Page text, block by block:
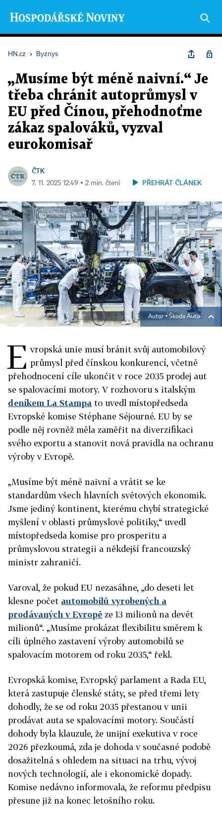
HN.cz › Byznys
„Musíme být méně naivní.“ Je
třeba chránit autoprůmysl v
EU před Čínou, přehodnoťme
zákaz spalováků, vyzval
eurokomisař
ČTK
7. 11. 2025 12:49 ▪ 2 min. čtení PŘEHRÁT ČLÁNEK
Autor ▪Škoda Auto
E vropská unie musí bránit svůj automobilový
průmysl před čínskou konkurencí, včetně
přehodnocení cíle ukončit v roce 2035 prodej aut
se spalovacími motory. V rozhovoru s italským
deníkem La Stampa to uvedl místopředseda
Evropské komise Stéphane Séjourné. EU by se
podle něj rovněž měla zaměřit na diverzifikaci
svého exportu a stanovit nová pravidla na ochranu
výroby v Evropě.
„Musíme být méně naivní a vrátit se ke
standardům všech hlavních světových ekonomik.
Jsme jediný kontinent, kterému chybí strategické
myšlení v oblasti průmyslové politiky,“ uvedl
místopředseda komise pro prosperitu a
průmyslovou strategii a někdejší francouzský
ministr zahraničí.
Varoval, že pokud EU nezasáhne, „do deseti let
klesne počet automobilů vyrobených a
prodávaných v Evropě ze 13 milionů na devět
milionů“. „Musíme prokázat flexibilitu směrem k
cíli úplného zastavení výroby automobilů se
spalovacím motorem od roku 2035,“ řekl.
Evropská komise, Evropský parlament a Rada EU,
která zastupuje členské státy, se před třemi lety
dohodly, že se od roku 2035 přestanou v unii
prodávat auta se spalovacími motory. Součástí
dohody byla klauzule, že unijní exekutiva v roce
2026 přezkoumá, zda je dohoda v současné podobě
dosažitelná s ohledem na situaci na trhu, vývoj
nových technologií, ale i ekonomické dopady.
Komise nedávno informovala, že reformu předpisu
přesune již na konec letošního roku.